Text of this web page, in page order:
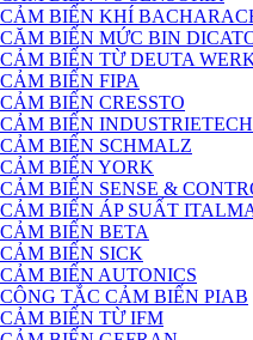
CẢM BIẾN KHÍ
CĂM BIẾN MỨC BIN
CẢM BIẾN TỪ DEUTA
CẢM BIẾN FIPA
CẢM BIẾN CRESSTO
CẢM BIẾN
CẢM BIẾN SCHMALZ
CẢM BIẾN YORK
CẢM BIẾN SENSE &
CẢM BIẾN ÁP SUẤT
CẢM BIẾN BETA
CẢM BIẾN SICK
CẢM BIẾN AUTONICS
CÔNG TẮC CẢM BIẾN PIAB
CẢM BIẾN TỪ IFM